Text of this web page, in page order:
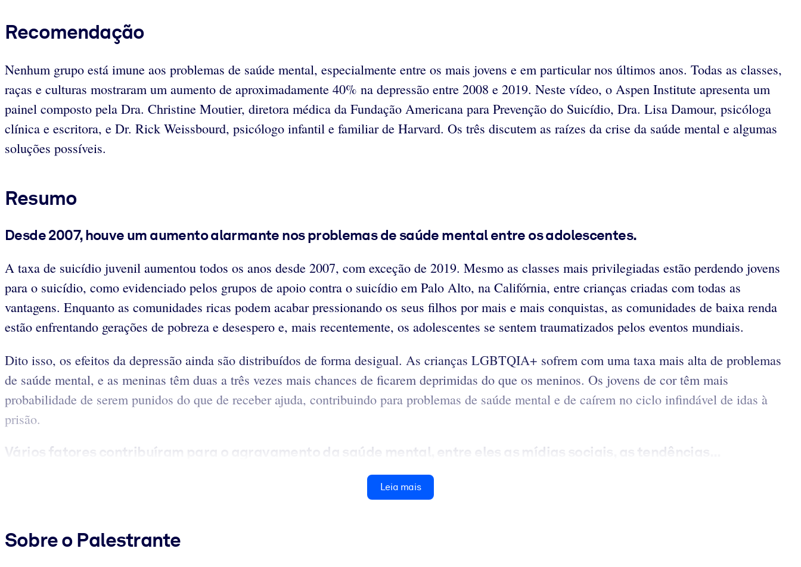
Recomendação
Nenhum grupo está imune aos problemas de saúde mental, especialmente entre os mais jovens e em particular nos últimos anos. Todas as classes,
raças e culturas mostraram um aumento de aproximadamente 40% na depressão entre 2008 e 2019. Neste vídeo, o Aspen Institute apresenta um
painel composto pela Dra. Christine Moutier, diretora médica da Fundação Americana para Prevenção do Suicídio, Dra. Lisa Damour, psicóloga
clínica e escritora, e Dr. Rick Weissbourd, psicólogo infantil e familiar de Harvard. Os três discutem as raízes da crise da saúde mental e algumas
soluções possíveis.
Resumo
Desde 2007, houve um aumento alarmante nos problemas de saúde mental entre os adolescentes.
A taxa de suicídio juvenil aumentou todos os anos desde 2007, com exceção de 2019. Mesmo as classes mais privilegiadas estão perdendo jovens
para o suicídio, como evidenciado pelos grupos de apoio contra o suicídio em Palo Alto, na Califórnia, entre crianças criadas com todas as
vantagens. Enquanto as comunidades ricas podem acabar pressionando os seus filhos por mais e mais conquistas, as comunidades de baixa renda
estão enfrentando gerações de pobreza e desespero e, mais recentemente, os adolescentes se sentem traumatizados pelos eventos mundiais.
Dito isso, os efeitos da depressão ainda são distribuídos de forma desigual. As crianças LGBTQIA+ sofrem com uma taxa mais alta de problemas
de saúde mental, e as meninas têm duas a três vezes mais chances de ficarem deprimidas do que os meninos. Os jovens de cor têm mais
probabilidade de serem punidos do que de receber ajuda, contribuindo para problemas de saúde mental e de caírem no ciclo infindável de idas à
prisão.
Vários fatores contribuíram para o agravamento da saúde mental, entre eles as mídias sociais, as tendências...
Leia mais
Sobre o Palestrante